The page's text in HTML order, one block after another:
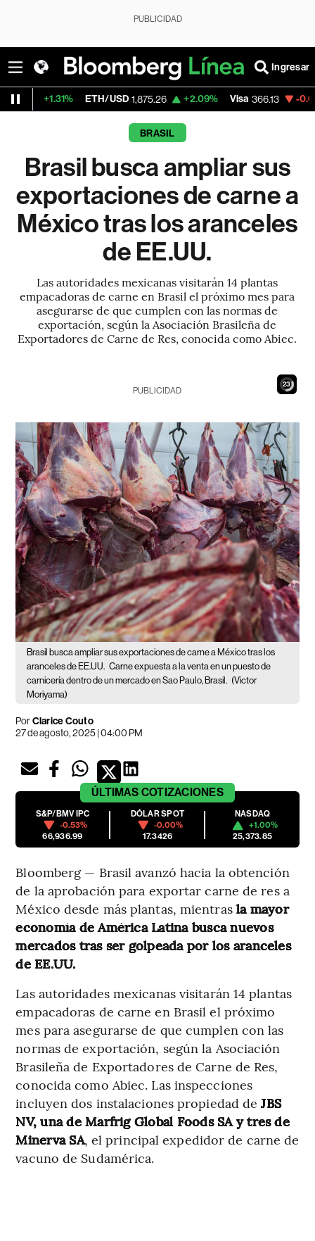
PUBLICIDAD
Ingresar
ETH/USD 1,875.26 +2.09% Visa 366.13 -0.04%
BRASIL
Brasil busca ampliar sus
exportaciones de carne a
México tras los aranceles
de EE.UU.
Las autoridades mexicanas visitarán 14 plantas
empacadoras de carne en Brasil el próximo mes para
asegurarse de que cumplen con las normas de
exportación, según la Asociación Brasileña de
Exportadores de Carne de Res, conocida como Abiec.
22
PUBLICIDAD
Brasil busca ampliar sus exportaciones de carne a México tras los
aranceles de EE.UU. Carne expuesta a la venta en un puesto de
carnicería dentro de un mercado en Sao Paulo, Brasil. (Victor
Moriyama)
PorClarice Couto
27 de agosto, 2025 | 04:00 PM
ÚLTIMAS COTIZACIONES
S&P/BMV IPC
-0.53%
66,936.99
DÓLAR SPOT
-0.00%
17.3426
NASDAQ
+1.00%
25,373.85
Bloomberg — Brasil avanzó hacia la obtención
de la aprobación para exportar carne de res a
México desde más plantas, mientras la mayor
economía de América Latina busca nuevos
mercados tras ser golpeada por los aranceles
de EE.UU.
Las autoridades mexicanas visitarán 14 plantas
empacadoras de carne en Brasil el próximo
mes para asegurarse de que cumplen con las
normas de exportación, según la Asociación
Brasileña de Exportadores de Carne de Res,
conocida como Abiec. Las inspecciones
incluyen dos instalaciones propiedad deJBS
NV, una de Marfrig Global Foods SA y tres de
Minerva SA, el principal expedidor de carne de
vacuno de Sudamérica.